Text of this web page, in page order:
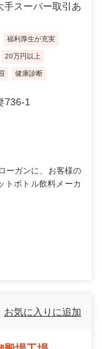
スーパー取引あ
福利厚生が充実
20万円以上
健康診断
736-1
ーガンに、お客様の
トボトル飲料メーカ
お気に入りに追加